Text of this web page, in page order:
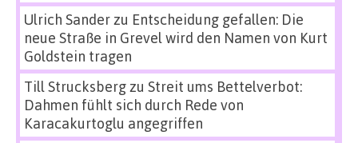
Ulrich Sanderzu Entscheidung gefallen: Die
neue Straße in Grevel wird den Namen von Kurt
Goldstein tragen
Till Strucksbergzu Streit ums Bettelverbot:
Dahmen fühlt sich durch Rede von
Karacakurtoglu angegriffen